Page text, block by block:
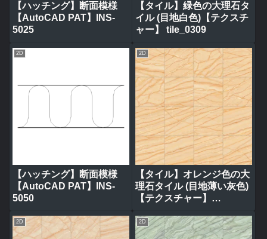
【ハッチング】断面模様
【AutoCAD PAT】INS-
5025
【タイル】緑色の大理石タ
イル (目地白色)【テクスチ
ャー】 tile_0309
2D
【ハッチング】断面模様
【AutoCAD PAT】INS-
5050
2D
【タイル】オレンジ色の大
理石タイル (目地薄い灰色)
【テクスチャー】
2D 2D